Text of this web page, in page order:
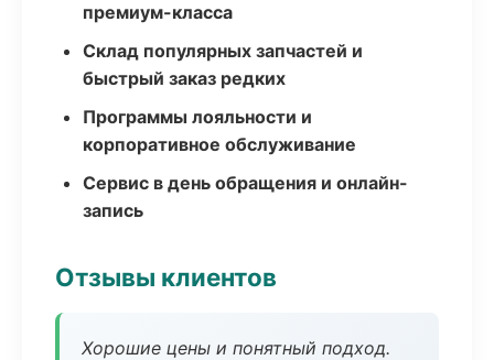
премиум-класса
Склад популярных запчастей и
быстрый заказ редких
Программы лояльности и
корпоративное обслуживание
Сервис в день обращения и онлайн-
запись
Отзывы клиентов
Хорошие цены и понятный подход.